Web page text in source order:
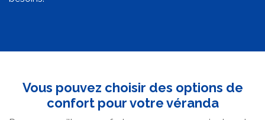
Vous pouvez choisir des options de
confort pour votre véranda